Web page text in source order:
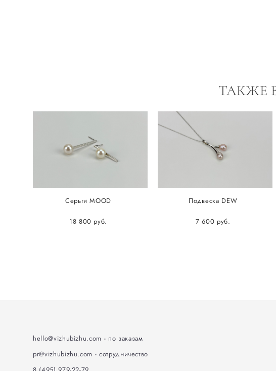
ТАКЖЕ
Серьги MOOD
18 800 pуб.
Подвеска DEW
7 600 pуб.
hello@vizhubizhu.com - по заказам
pr@vizhubizhu.com - сотрудничество